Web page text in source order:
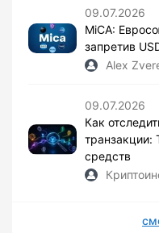
09.07.2026
MiCA:
запретив
Alex
09.07.2026
Как
транзакции:
средств